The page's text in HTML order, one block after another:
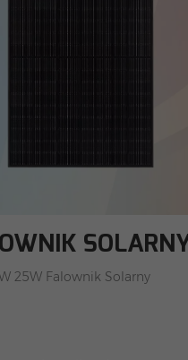
25W Falownik Solarny